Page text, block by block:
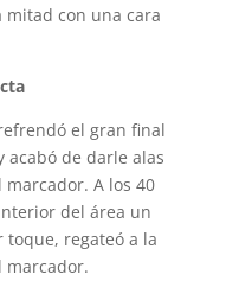
mitad con una cara
el gran final
acabó de darle alas
A los 40
del área un
regateó a la
marcador.